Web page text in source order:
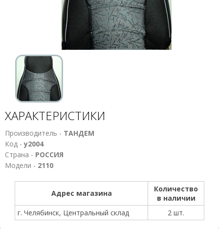
ХАРАКТЕРИСТИКИ
Производитель - ТАНДЕМ
Код -у2004
Страна - РОССИЯ
Модели - 2110
Адрес магазина
Количество
в наличии
г. Челябинск, Центральный склад
2 шт.